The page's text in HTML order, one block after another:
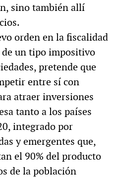
sino también allí
orden en la fiscalidad
un tipo impositivo
pretende que
entre sí con
atraer inversiones
tanto a los países
integrado por
y emergentes que,
el 90% del producto
de la población